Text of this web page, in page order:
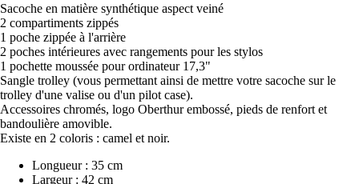
Sacoche en matière synthétique aspect veiné
2 compartiments zippés
1 poche zippée à l'arrière
2 poches intérieures avec rangements pour les stylos
1 pochette moussée pour ordinateur 17,3"
Sangle trolley (vous permettant ainsi de mettre votre sacoche sur le
trolley d'une valise ou d'un pilot case).
Accessoires chromés, logo Oberthur embossé, pieds de renfort et
bandoulière amovible.
Existe en 2 coloris : camel et noir.
Longueur : 35 cm
Largeur : 42 cm